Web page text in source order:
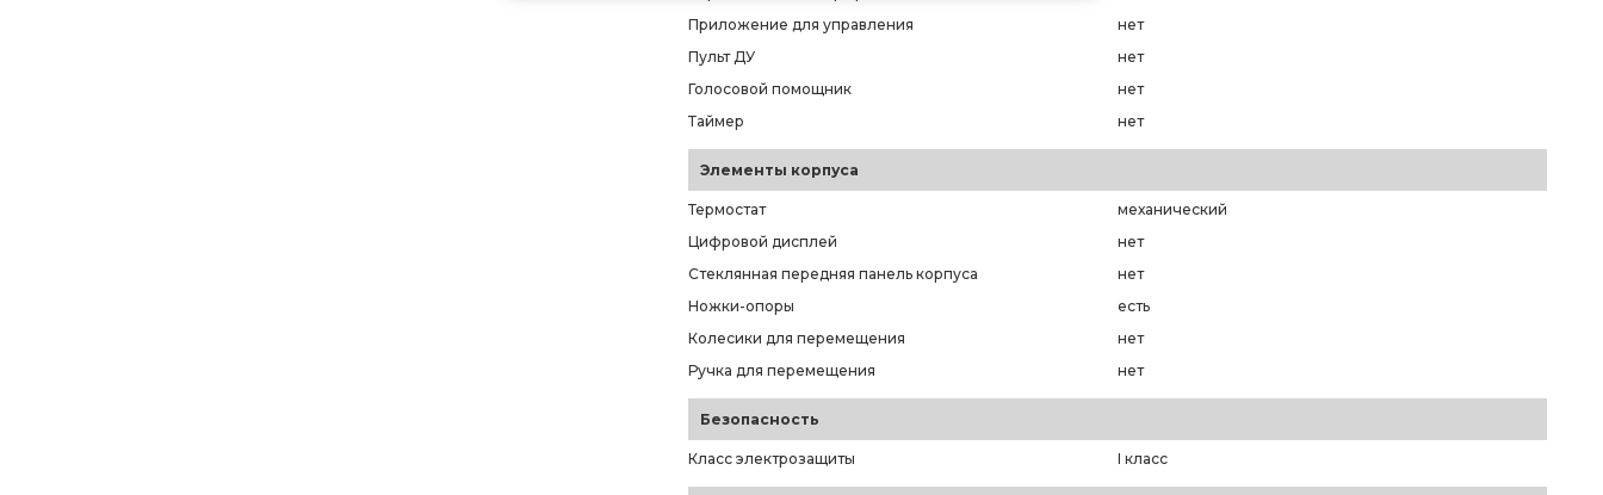
Приложение для управления
нет
Пульт ДУ
нет
Голосовой помощник
нет
Таймер
нет
Элементы корпуса
Термостат
механический
Цифровой дисплей
нет
Стеклянная передняя панель корпуса
нет
Ножки-опоры
есть
Колесики для перемещения
нет
Ручка для перемещения
нет
Безопасность
Класс электрозащиты I класс